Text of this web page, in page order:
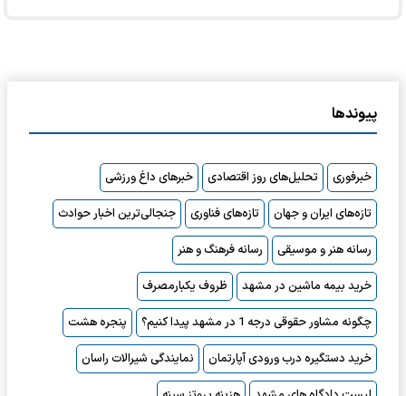
پیوندها
خبرفوری تحلیل‌های روز اقتصادی
خبرهای داغ ورزشی
تازه‌های ایران و جهان
تازه‌های فناوری
جنجالی‌ترین اخبار حوادث
رسانه هنر و موسیقی
رسانه فرهنگ و هنر
خرید بیمه ماشین در مشهد
ظروف یکبارمصرف
چگونه مشاور حقوقی درجه 1 در مشهد پیدا کنیم؟
پنجره هشت
خرید دستگیره درب ورودی آپارتمان
نمایندگی شیرالات راسان